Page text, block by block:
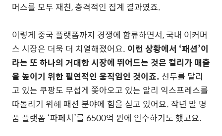
머스를 모두 재친, 충격적인 집계 결과였죠.
이렇게 중국 플랫폼까지 경쟁에 합류하면서, 국내 이커머
스 시장은 더욱 더 치열해졌어요. 이런 상황에서 ‘패션’이
라는 또 하나의 거대한 시장에 뛰어드는 것은 컬리가 매출
을 높이기 위한 필연적인 움직임인 것이죠. 선두를 달리
고 있는 쿠팡도 무섭게 쫓아오고 있는 알리 익스프레스를
따돌리기 위해 패션 분야에 힘을 싣고 있어요. 작년 말 명
품 플랫폼 ‘파페치’를 6500억 원에 인수하기도 했고요.